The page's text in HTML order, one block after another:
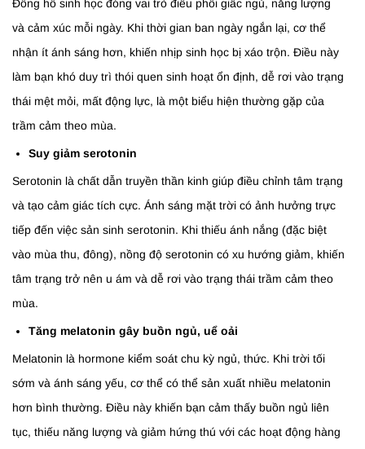
Đồng hồ sinh học đóng vai trò điều phối giấc ngủ, năng lượng
và cảm xúc mỗi ngày. Khi thời gian ban ngày ngắn lại, cơ thể
nhận ít ánh sáng hơn, khiến nhịp sinh học bị xáo trộn. Điều này
làm bạn khó duy trì thói quen sinh hoạt ổn định, dễ rơi vào trạng
thái mệt mỏi, mất động lực, là một biểu hiện thường gặp của
trầm cảm theo mùa.
Suy giảm serotonin
Serotonin là chất dẫn truyền thần kinh giúp điều chỉnh tâm trạng
và tạo cảm giác tích cực. Ánh sáng mặt trời có ảnh hưởng trực
tiếp đến việc sản sinh serotonin. Khi thiếu ánh nắng (đặc biệt
vào mùa thu, đông), nồng độ serotonin có xu hướng giảm, khiến
tâm trạng trở nên u ám và dễ rơi vào trạng thái trầm cảm theo
mùa.
Tăng melatonin gây buồn ngủ, uể oải
Melatonin là hormone kiểm soát chu kỳ ngủ, thức. Khi trời tối
sớm và ánh sáng yếu, cơ thể có thể sản xuất nhiều melatonin
hơn bình thường. Điều này khiến bạn cảm thấy buồn ngủ liên
tục, thiếu năng lượng và giảm hứng thú với các hoạt động hàng